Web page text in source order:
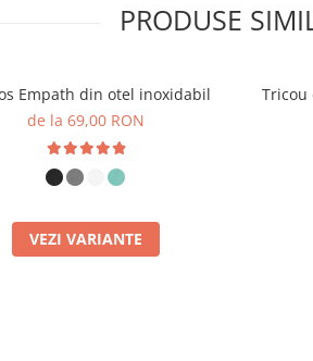
mai multe puncte de
de cultivare fără
intacte, rezultând un
PRODUSE
Empath din otel inoxidabil
de la 69,00 RON
VEZI VARIANTE
Tricou